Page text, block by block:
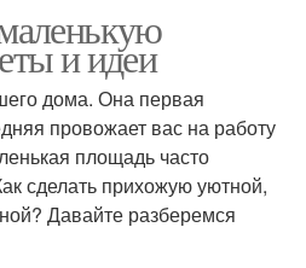
и идеи
дома. Она первая
провожает вас на работу
площадь часто
сделать прихожую уютной,
Давайте разберемся